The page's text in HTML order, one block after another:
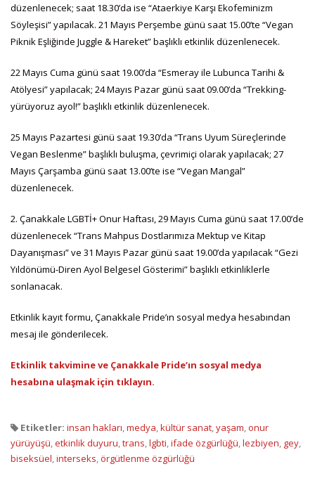
düzenlenecek; saat 18.30’da ise “Ataerkiye Karşı Ekofeminizm
Söyleşisi” yapılacak. 21 Mayıs Perşembe günü saat 15.00’te “Vegan
Piknik Eşliğinde Juggle & Hareket” başlıklı etkinlik düzenlenecek.
22 Mayıs Cuma günü saat 19.00’da “Esmeray ile Lubunca Tarihi &
Atölyesi” yapılacak; 24 Mayıs Pazar günü saat 09.00’da “Trekking-
yürüyoruz ayol!” başlıklı etkinlik düzenlenecek.
25 Mayıs Pazartesi günü saat 19.30’da “Trans Uyum Süreçlerinde
Vegan Beslenme” başlıklı buluşma, çevrimiçi olarak yapılacak; 27
Mayıs Çarşamba günü saat 13.00’te ise “Vegan Mangal”
düzenlenecek.
2. Çanakkale LGBTİ+ Onur Haftası, 29 Mayıs Cuma günü saat 17.00’de
düzenlenecek “Trans Mahpus Dostlarımıza Mektup ve Kitap
Dayanışması” ve 31 Mayıs Pazar günü saat 19.00’da yapılacak “Gezi
Yıldönümü-Diren Ayol Belgesel Gösterimi” başlıklı etkinliklerle
sonlanacak.
Etkinlik kayıt formu, Çanakkale Pride’ın sosyal medya hesabından
mesaj ile gönderilecek.
Etkinlik takvimine ve Çanakkale Pride’ın sosyal medya
hesabına ulaşmak için tıklayın.
Etiketler: insan hakları,medya,kültür sanat,yaşam,onur
yürüyüşü,etkinlik duyuru,trans,lgbti,ifade özgürlüğü,lezbiyen, gey,
biseksüel,interseks,örgütlenme özgürlüğü